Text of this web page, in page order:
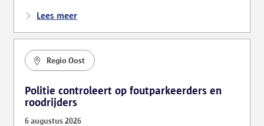
verschillende vaststellingen, waarbij ook vijf personen
Lees meer
Regio Oost
Politie controleert op foutparkeerders en
roodrijders
6 augustus 2026